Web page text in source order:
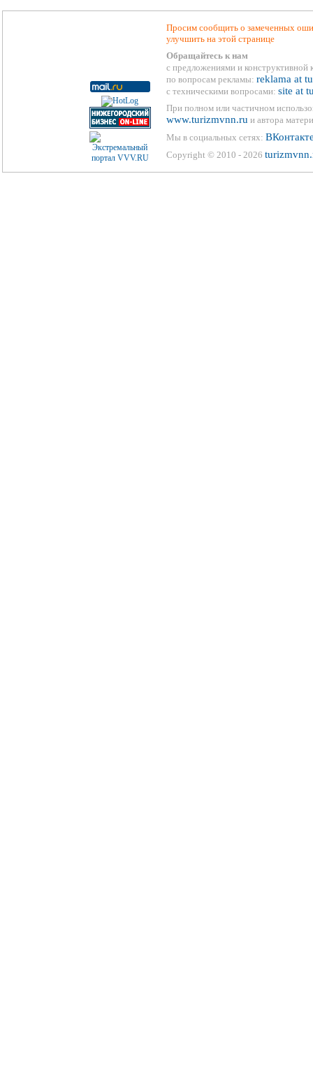
Просим сообщить о замеченных
улучшить на этой странице
Обращайтесь к нам
с предложениями и конструктивной
по вопросам рекламы: reklama at
с техническими вопросами: site at
При полном или частичном
www.turizmvnn.ru и автора
Мы в социальных сетях:
Copyright © 2010 - 2026